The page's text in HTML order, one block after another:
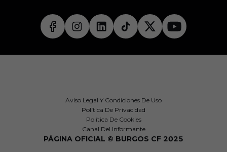
Aviso Legal Y Condiciones De Uso
Política De Privacidad
Política De Cookies
Canal Del Informante
PÁGINA OFICIAL © BURGOS CF 2025